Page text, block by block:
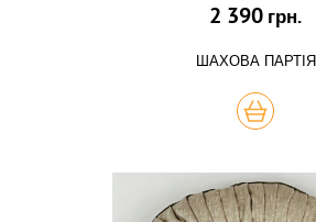
2 390 грн.
ШАХОВА ПАРТІЯ
КУПИТЬ